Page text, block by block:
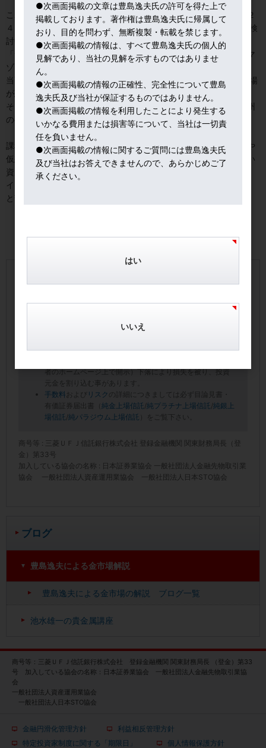
ブログ
豊島逸夫による金市場解説
豊島逸夫による金市場の解説 ブログ一覧
池水雄一の貴金属講座
これまでもウォール街では様々な議論が交わされてきたのだが、２
４日日曜日にイエレン財務長官が、CNNのインタビューで同案を検
討中と語ったことで、俄然、現実性を帯びてきた。
「含み益」を課税対象とすれば、例えば、テスラのマスク氏やアマ
ゾンのべゾス氏の納税額は前代未聞の規模になろう。
当面の課税対象者の富豪は１,０００人に満たないとされるが、市場
が恐れるのは、「富裕層」の範囲が拡大されることだ。
そうなれば、起業志向は委縮、更にマネーの海外逃避を招くは欧州
の事例で明らかである。
課税対象資産としては、株・外貨・債券・不動産、そして貴金属や
仮想通貨も考えられるが、更に美術品や知的財産など評価が難しい
資産も含まれるのか、現時点では不明だ。
イエレン財務長官は、インタビューで「これは、財産税ではない」
と苦しげな言い訳をしたが、市場は疑心暗鬼になっている。
本サイトに掲載の商品毎に所定の手数料・信託報酬等の費
本商品は値動きのある地金等を信託財産としているので、
は変動します。したがって、投資家の皆様の投資元金が保
者のホームページ上で開示）下落により損失を被り、投資
元金を割り込む事があります。
手数料
および リスク
の詳細につきましては必ず目論見書・
有価証券届出書（ 純金上場信託 /純プラチナ上場信託 /純銀上
場信託 /純パラジウム上場信託 ）をご覧下さい。
商号等 : 三菱ＵＦＪ信託銀行株式会社 登録金融機関 関東財務局長（登
金）第33号
加入している協会の名称 : 日本証券業協会 一般社団法人金融先物取引業
協会 一般社団法人資産運用業協会 一般社団法人日本STO協会
●次画面掲載の文章は豊島逸夫氏の許可を得た上で
掲載しております。著作権は豊島逸夫氏に帰属して
おり、目的を問わず、無断複製・転載を禁じます。
●次画面掲載の情報は、すべて豊島逸夫氏の個人的
見解であり、当社の見解を示すものではありませ
ん。
●次画面掲載の情報の正確性、完全性について豊島
逸夫氏及び当社が保証するものではありません。
●次画面掲載の情報を利用したことにより発生する
いかなる費用または損害等について、当社は一切責
任を負いません。
●次画面掲載の情報に関するご質問には豊島逸夫氏
及び当社はお答えできませんので、あらかじめご了
承ください。
はい
いいえ
商号等：三菱ＵＦＪ信託銀行株式会社 登録金融機関 関東財務局長 （登金）第33
号 加入している協会の名称：日本証券業協会 一般社団法人金融先物取引業協
会
一般社団法人資産運用業協会
一般社団法人日本STO協会
金融円滑化管理方針
利益相反管理方針
特定投資家制度に関する「期限日」
個人情報保護方針